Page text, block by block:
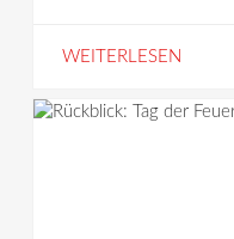
WEITERLESEN